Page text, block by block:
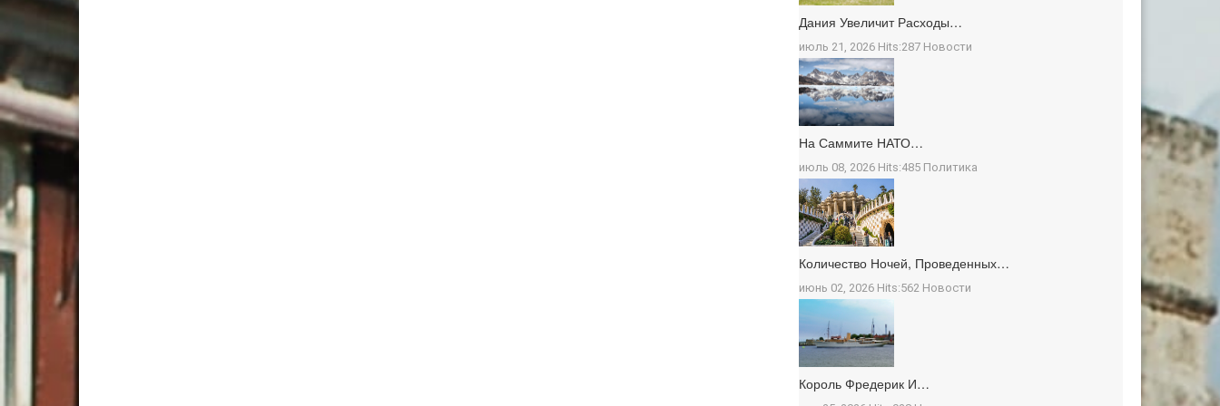
Дания Увеличит Расходы…
июль 21, 2026 Hits:287 Новости
На Саммите НАТО…
июль 08, 2026 Hits:485 Политика
Количество Ночей, Проведенных…
июнь 02, 2026 Hits:562 Новости
Король Фредерик И…